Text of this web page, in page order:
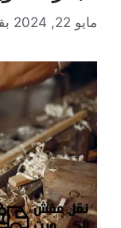
مايو 22, 2024